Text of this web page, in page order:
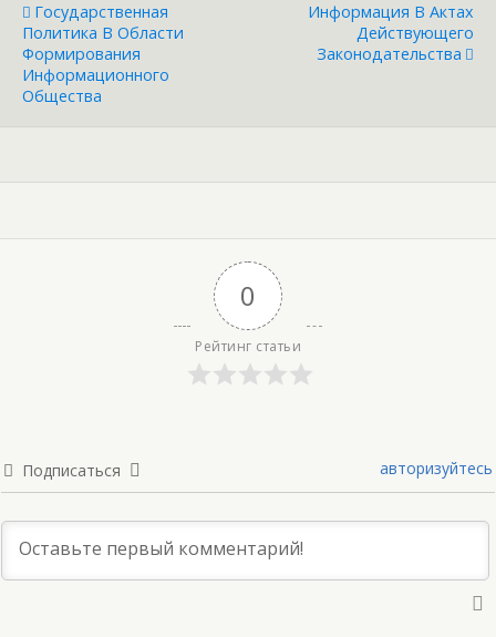
Государственная
Политика В Области
Формирования
Информационного
Общества
Информация В Актах
Действующего
Законодательства
0
Рейтинг статьи
Подписаться авторизуйтесь